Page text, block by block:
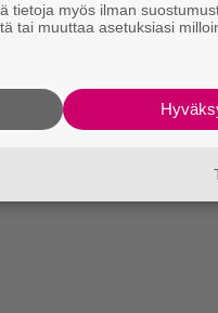
tietoja myös ilman
tai muuttaa asetuksiasi